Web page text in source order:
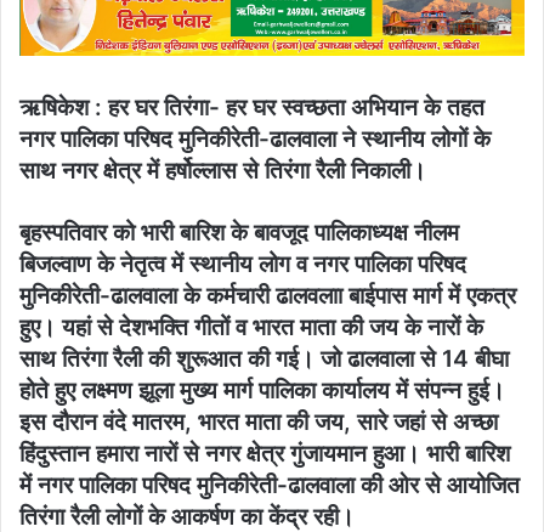
ऋषिकेश : हर घर तिरंगा- हर घर स्वच्छता अभियान के तहत
नगर पालिका परिषद मुनिकीरेती-ढालवाला ने स्थानीय लोगों के
साथ नगर क्षेत्र में हर्षोल्लास से तिरंगा रैली निकाली।
बृहस्पतिवार को भारी बारिश के बावजूद पालिकाध्यक्ष नीलम
बिजल्वाण के नेतृत्व में स्थानीय लोग व नगर पालिका परिषद
मुनिकीरेती-ढालवाला के कर्मचारी ढालवलाा बाईपास मार्ग में एकत्र
हुए। यहां से देशभक्ति गीतों व भारत माता की जय के नारों के
साथ तिरंगा रैली की शुरूआत की गई। जो ढालवाला से 14 बीघा
होते हुए लक्ष्मण झूला मुख्य मार्ग पालिका कार्यालय में संपन्न हुई।
इस दौरान वंदे मातरम, भारत माता की जय, सारे जहां से अच्छा
हिंदुस्तान हमारा नारों से नगर क्षेत्र गुंजायमान हुआ। भारी बारिश
में नगर पालिका परिषद मुनिकीरेती-ढालवाला की ओर से आयोजित
तिरंगा रैली लोगों के आकर्षण का केंद्र रही।